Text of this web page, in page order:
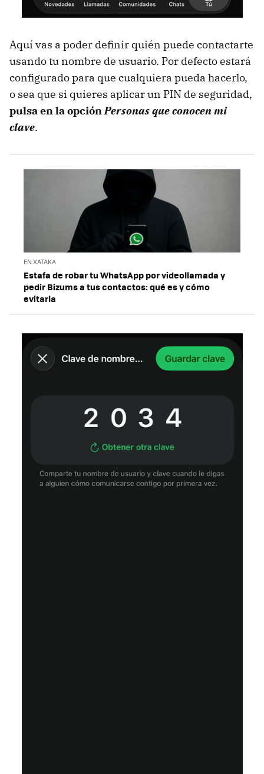
Aquí vas a poder definir quién puede contactarte
usando tu nombre de usuario. Por defecto estará
configurado para que cualquiera pueda hacerlo,
o sea que si quieres aplicar un PIN de seguridad,
pulsa en la opciónPersonas que conocen mi
clave.
EN XATAKA
Estafa de robar tu WhatsApp por videollamada y
pedir Bizums a tus contactos: qué es y cómo
evitarla